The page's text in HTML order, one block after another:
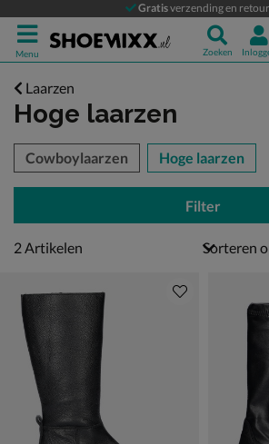
Gratisverzending en
Menu Zoeken
Laarzen
Hoge laarzen
over
Cowboylaarzen Hoge laarzen
Filter
2 artikelen
2Artikelen Sorteren